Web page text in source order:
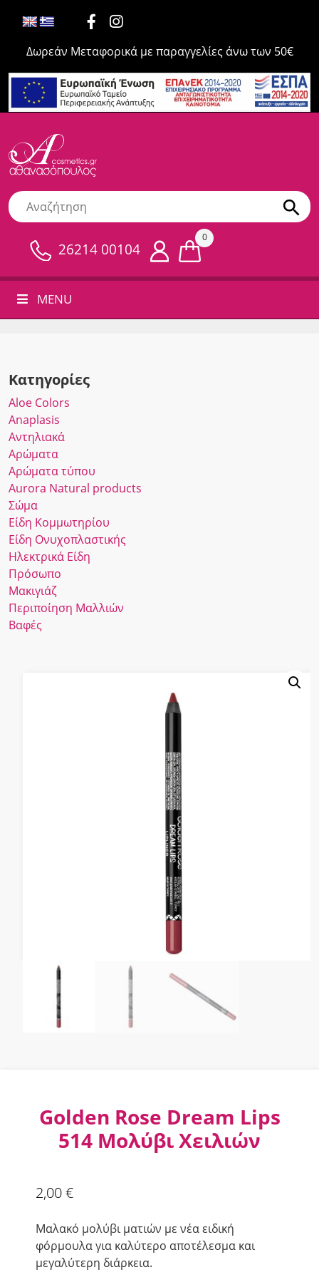
Δωρεάν Μεταφορικά με παραγγελίες άνω των 50€
26214 00104
0
MENU
Κατηγορίες
Αloe Colors
Anaplasis
Αντηλιακά
Αρώματα
Αρώματα τύπου
Αurora Νatural products
Σώμα
Είδη Κομμωτηρίου
Είδη Ονυχοπλαστικής
Ηλεκτρικά Είδη
Πρόσωπο
Μακιγιάζ
Περιποίηση Μαλλιών
Βαφές
Golden Rose Dream Lips
514 Μολύβι Χειλιών
2,00€
Μαλακό μολύβι ματιών με νέα ειδική
φόρμουλα για καλύτερο αποτέλεσμα και
μεγαλύτερη διάρκεια.